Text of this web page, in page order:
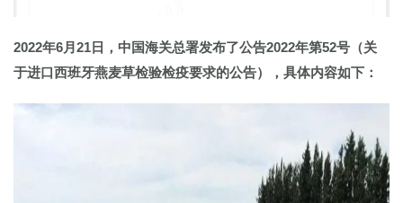
2022年6月21日，中国海关总署发布了公告2022年第52号（关
于进口西班牙燕麦草检验检疫要求的公告），具体内容如下：